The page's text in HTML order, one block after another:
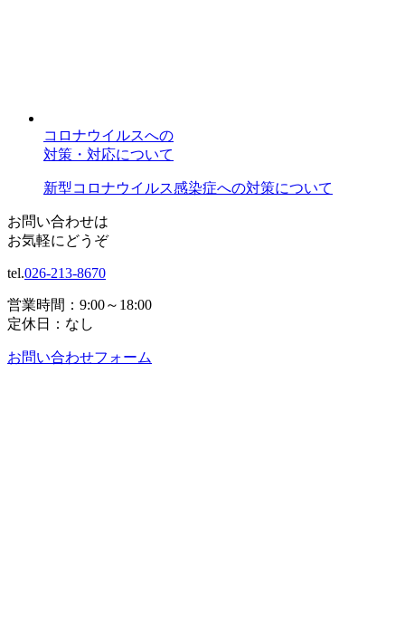
コロナウイルスへの
対策・対応について
新型コロナウイルス感染症への対策について
お問い合わせは
お気軽にどうぞ
tel.026-213-8670
営業時間：9:00～18:00
定休日：なし
お問い合わせフォーム